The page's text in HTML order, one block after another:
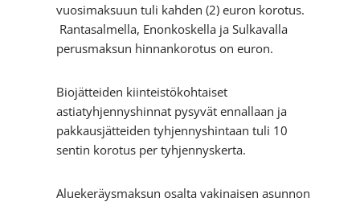
vuosimaksuun tuli kahden (2) euron korotus.
Rantasalmella, Enonkoskella ja Sulkavalla
perusmaksun hinnankorotus on euron.
Biojätteiden kiinteistökohtaiset
astiatyhjennyshinnat pysyvät ennallaan ja
pakkausjätteiden tyhjennyshintaan tuli 10
sentin korotus per tyhjennyskerta.
Aluekeräysmaksun osalta vakinaisen asunnon